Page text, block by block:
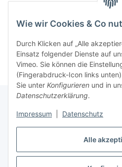
Alle
Wie wir Cookies & Co
Durch Klicken auf „Alle
Einsatz folgender Dienste auf
Vimeo. Sie können die
(Fingerabdruck-Icon links
Sie unter Konfigurieren und in
Datenschutzerklärung.
Impressum Datenschutz
Gesetzliche Informationen